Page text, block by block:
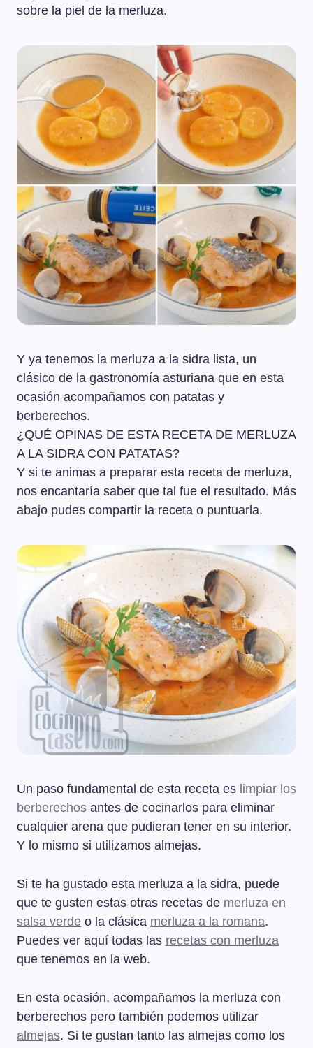
sobre la piel de la merluza.
Y ya tenemos la merluza a la sidra lista, un
clásico de la gastronomía asturiana que en esta
ocasión acompañamos con patatas y
berberechos.
¿QUÉ OPINAS DE ESTA RECETA DE MERLUZA
A LA SIDRA CON PATATAS?
Y si te animas a preparar esta receta de merluza,
nos encantaría saber que tal fue el resultado. Más
abajo pudes compartir la receta o puntuarla.
Un paso fundamental de esta receta es limpiar los
berberechos antes de cocinarlos para eliminar
cualquier arena que pudieran tener en su interior.
Y lo mismo si utilizamos almejas.
Si te ha gustado esta merluza a la sidra, puede
que te gusten estas otras recetas de merluza en
salsa verde o la clásica merluza a la romana.
Puedes ver aquí todas las recetas con merluza
que tenemos en la web.
En esta ocasión, acompañamos la merluza con
berberechos pero también podemos utilizar
almejas. Si te gustan tanto las almejas como los